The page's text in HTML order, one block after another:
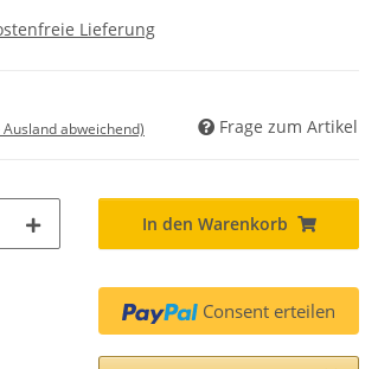
Lieferung
Ausland abweichend) Frage zum Artikel
In den Warenkorb
Consent erteilen